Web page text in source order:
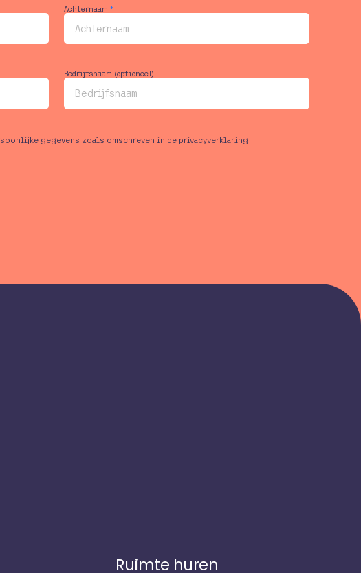
Achternaam *
Bedrijfsnaam (optioneel)
gegevens zoals omschreven in de privacyverklaring
Ruimte huren